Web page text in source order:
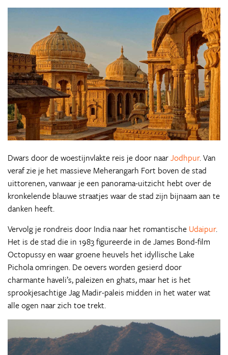
Dwars door de woestijnvlakte reis je door naarJodhpur. Van
veraf zie je het massieve Meherangarh Fort boven de stad
uittorenen, vanwaar je een panorama-uitzicht hebt over de
kronkelende blauwe straatjes waar de stad zijn bijnaam aan te
danken heeft.
Vervolg je rondreis door India naar het romantische Udaipur.
Het is de stad die in 1983 figureerde in de James Bond-film
Octopussy en waar groene heuvels het idyllische Lake
Pichola omringen. De oevers worden gesierd door
charmante haveli’s, paleizen en ghats, maar het is het
sprookjesachtige Jag Madir-paleis midden in het water wat
alle ogen naar zich toe trekt.